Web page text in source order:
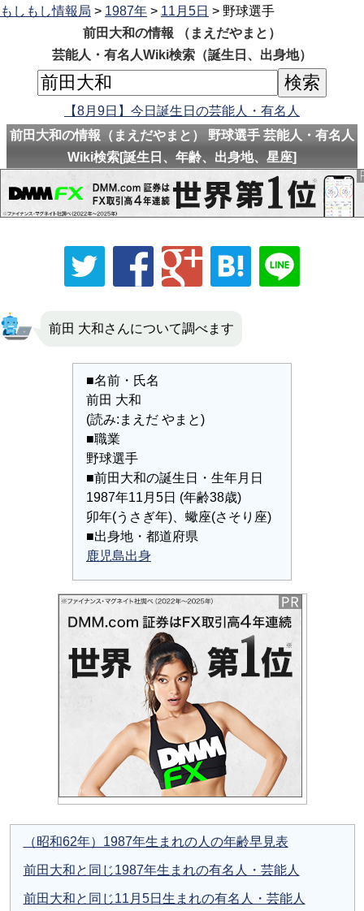
もしもし情報局 > 1987年 > 11月5日 > 野球選手
前田大和の情報 （まえだやまと）
芸能人・有名人Wiki検索（誕生日、出身地）
【8月9日】今日誕生日の芸能人・有名人
前田大和の情報（まえだやまと） 野球選手 芸能人・有名人
Wiki検索[誕生日、年齢、出身地、星座]
前田 大和さんについて調べます
■名前・氏名
前田 大和
(読み:まえだ やまと)
■職業
野球選手
■前田大和の誕生日・生年月日
1987年11月5日 (年齢38歳)
卯年(うさぎ年)、蠍座(さそり座)
■出身地・都道府県
鹿児島出身
（昭和62年）1987年生まれの人の年齢早見表
前田大和と同じ1987年生まれの有名人・芸能人
前田大和と同じ11月5日生まれの有名人・芸能人